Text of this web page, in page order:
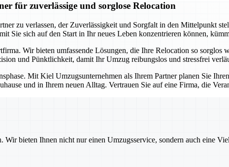
für zuverlässige und sorglose Relocation
zu verlassen, der Zuverlässigkeit und Sorgfalt in den Mittelpunkt
Sie sich auf den Start in Ihr neues Leben konzentrieren können,
Wir bieten umfassende Lösungen, die Ihre Relocation so
und Pünktlichkeit, damit Ihr Umzug reibungslos und stressfrei
Mit Kiel Umzugsunternehmen als Ihrem Partner planen Sie
und in Ihrem neuen Alltag. Vertrauen Sie auf eine Firma, die
bieten Ihnen nicht nur einen Umzugsservice, sondern auch eine